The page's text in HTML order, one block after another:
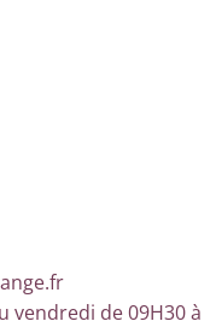
vendredi de 09H30 à